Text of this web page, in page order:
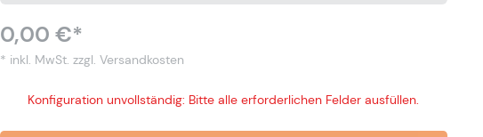
0,00 €*
* inkl. MwSt. zzgl. Versandkosten
Konfiguration unvollständig: Bitte alle erforderlichen Felder ausfüllen.